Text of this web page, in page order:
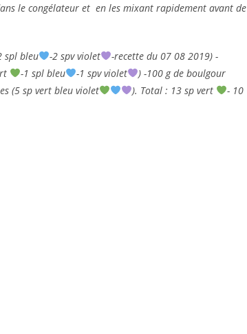
le congélateur et en les mixant rapidement avant de
spl bleu -2 spv violet
-recette du 07 08 2019) -
-1 spl bleu -1 spv violet
) -100 g de boulgour
(5 sp vert bleu violet ). Total : 13 sp vert
- 10